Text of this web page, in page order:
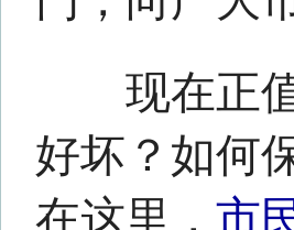
味稻草人设计、
展示体验活
展示、妙趣横生
小课堂，让广大
耕文化，感悟“三